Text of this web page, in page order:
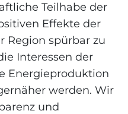
Teilhabe der
Effekte der
Region spürbar zu
Interessen der
Energieproduktion
werden. Wir
und